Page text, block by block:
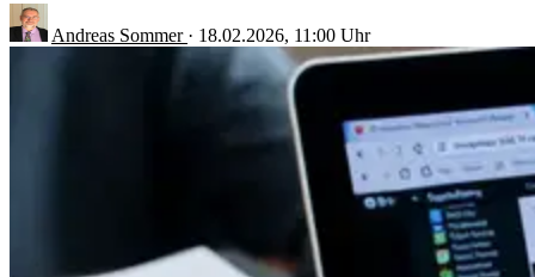
Andreas Sommer · 18.02.2026, 11:00 Uhr